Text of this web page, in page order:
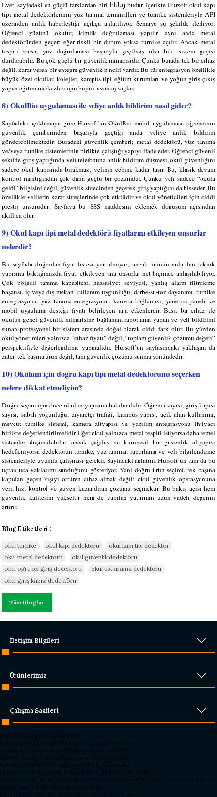
Evet, sayfadaki en güçlü farklardan biri հենց budur. İçerikte Hursoft okul kapı
tipi metal dedektörlerinin yüz tanıma terminalleri ve turnike sistemleriyle API
üzerinden anlık haberleştiği açıkça anlatılıyor. Senaryo şu şekilde ilerliyor:
Öğrenci yüzünü okutur, kimlik doğrulaması yapılır, aynı anda metal
dedektöründen geçer; eğer riskli bir durum yoksa turnike açılır. Ancak metal
tespiti varsa, yüz doğrulaması başarıyla geçilmiş olsa bile sistem geçişi
durdurabilir. Bu çok güçlü bir güvenlik mimarisidir. Çünkü burada tek bir cihaz
değil, karar veren bir entegre güvenlik zinciri vardır. Bu tür entegrasyon özellikle
büyük özel okullar, kolejler, kampüs tipi eğitim kurumları ve yoğun giriş çıkış
yapan eğitim merkezleri için büyük avantaj sağlar.
8) OkulBio uygulaması ile veliye anlık bildirim nasıl gider?
Sayfadaki açıklamaya göre Hursoft’un OkulBio mobil uygulaması, öğrencinin
güvenlik çemberinden başarıyla geçtiği anda veliye anlık bildirim
gönderebilmektedir. Buradaki güvenlik çemberi; metal dedektörü, yüz tanıma
ve/veya turnike sistemlerinin birlikte çalıştığı yapıyı ifade eder. Öğrenci güvenli
şekilde giriş yaptığında veli telefonuna anlık bildirim düşmesi, okul güvenliğini
sadece okul kapısında bırakmaz; velinin cebine kadar taşır. Bu, klasik devam
kontrol mantığından çok daha güçlü bir çözümdür. Çünkü veli sadece “okula
geldi” bilgisini değil, güvenlik sürecinden geçerek giriş yaptığını da hisseder. Bu
özellikle velilerin karar süreçlerinde çok etkilidir ve okul yöneticileri için ciddi
prestij unsurudur. Sayfaya bu SSS maddesini eklemek dönüşüm açısından
akıllıca olur.
9) Okul kapı tipi metal dedektörü fiyatlarını etkileyen unsurlar
nelerdir?
Bu sayfada doğrudan fiyat listesi yer almıyor; ancak ürünün anlatılan teknik
yapısına baktığımızda fiyatı etkileyen ana unsurlar net biçimde anlaşılabiliyor.
Çok bölgeli tarama kapasitesi, hassasiyet seviyesi, yanlış alarm filtreleme
başarısı, iç veya dış mekan kullanım uygunluğu, darbe-su-toz dayanımı, turnike
entegrasyonu, yüz tanıma entegrasyonu, kamera bağlantısı, yönetim paneli ve
mobil uygulama desteği fiyatı belirleyen ana etkenlerdir. Basit bir cihaz ile
okulun genel güvenlik mimarisine bağlanan, raporlama yapan ve veli bildirimi
sunan profesyonel bir sistem arasında doğal olarak ciddi fark olur. Bu yüzden
okul yönetimleri yalnızca “cihaz fiyatı” değil, “toplam güvenlik çözümü değeri”
perspektifiyle değerlendirme yapmalıdır. Hursoft’un sayfasındaki yaklaşım da
zaten tek başına ürün değil, tam güvenlik çözümü sunma yönündedir.
10) Okulum için doğru kapı tipi metal dedektörünü seçerken
nelere dikkat etmeliyim?
Doğru seçim için önce okulun yapısına bakılmalıdır. Öğrenci sayısı, giriş kapısı
sayısı, sabah yoğunluğu, ziyaretçi trafiği, kampüs yapısı, açık alan kullanımı,
mevcut turnike sistemi, kamera altyapısı ve yazılım entegrasyonu ihtiyacı
birlikte değerlendirilmelidir. Eğer okul yalnızca metal tespiti istiyorsa daha temel
sistemler düşünülebilir; ancak çağdaş ve kurumsal bir güvenlik altyapısı
hedefleniyorsa dedektörün turnike, yüz tanıma, raporlama ve veli bilgilendirme
sistemleriyle uyumlu çalışması gerekir. Sayfadaki anlatım, Hursoft’un tam da bu
uçtan uca yaklaşımı sunduğunu gösteriyor. Yani doğru ürün seçimi, tek başına
kapıdan geçen kişiyi öttüren cihaz almak değil; okul güvenlik operasyonuna
veri, hız, kontrol ve güven kazandıran çözümü seçmektir. Bu bakış açısı hem
güvenlik kalitesini yükseltir hem de yapılan yatırımın uzun vadeli değerini
artırır.
Blog Etiketleri :
okul turnike okul kapı dedektörü
okul kapı tipi dedektör
okul metal dedektörü
okul güvenlik dedektörü
okul öğrenci giriş dedektörü
okul üst arama dedektörü
okul giriş kapısı dedektörü
Tüm Bloglar
İletişim Bilgileri
Ürünlerimiz
Çalışma Saatleri
Parmak İzi Okuyucu 2026 Hursoft
Rakipleri Geride Bırakan Parmak İzi Okuyucu 2026 Hursoft
Parmak İzi Okuyucu Fiyat Performans Lideri 2026 Hursoft
2026’nın En İyi Parmak İzi Okuyucusu – Hursoft Zirvede
Parmak İzi Okuyucu Alacaklar İçin 2026 Rehberi Hursoft
Okullarda Kapı Dedektörleri Neden Şart? 2026 Güvenlik Rehberi
Okullarda Kapı Tipi Metal Dedektörler Neden Kullanılmalı?Hursoft Okul Kapı Dedektörleri
Hursoft Okul Turnike Sundurma Modelleri
Kapı Dedektörü Fiyatları ve Modelleri - 2026 Güncel Listesi